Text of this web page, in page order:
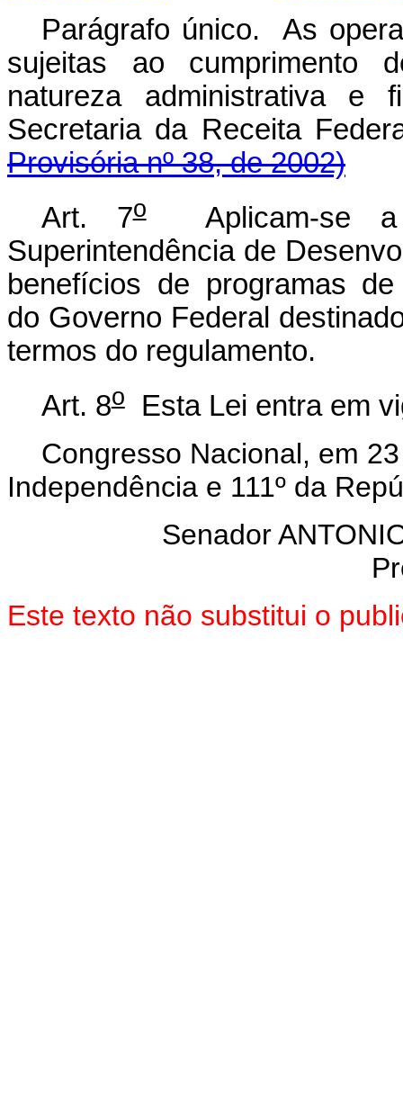
Parágrafo único. As
sujeitas ao cumprimento
natureza administrativa e
Secretaria da
Provisória nº 38, de 2002)
Art. 7oAplicam-se a
Superintendência de
benefícios de programas
do Governo Federal
termos do regulamento.
Art. 8oEsta Lei entra em
Congresso Nacional, em
Independência e 111º da
Senador
Este texto não substitui o